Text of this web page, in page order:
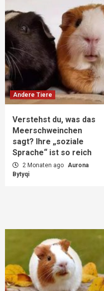
Andere Tiere
Verstehst du, was das
Meerschweinchen
sagt? Ihre „soziale
Sprache“ ist so reich
2 Monaten ago Aurona
Bytyqi